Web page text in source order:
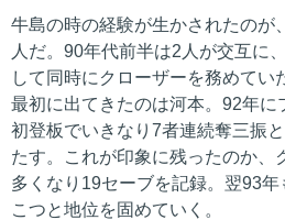
牛島の時の経験が生かされたのが
人だ。90年代前半は2人が交互に
して同時にクローザーを務めてい
最初に出てきたのは河本。92年に
初登板でいきなり7者連続奪三振
たす。これが印象に残ったのか、
多くなり19セーブを記録。翌93
こつと地位を固めていく。